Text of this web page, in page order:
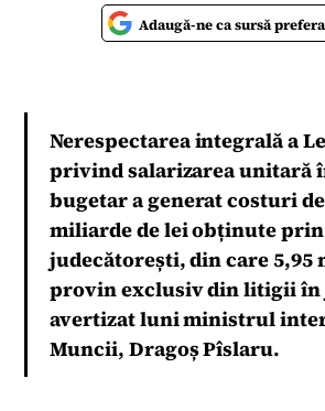
Adaugă-ne ca sursă
Nerespectarea integrală a
privind salarizarea unitară
bugetar a generat costuri
miliarde de lei obținute
judecătorești, din care 5,95
provin exclusiv din litigii în
avertizat luni ministrul
Muncii, Dragoș Pîslaru.